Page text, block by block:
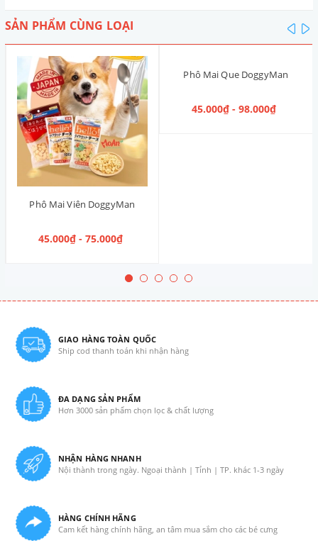
SẢN PHẨM CÙNG LOẠI
Phô Mai Viên DoggyMan
45.000₫ - 75.000₫
Phô Mai Que DoggyMan
45.000₫ - 98.000₫
GIAO HÀNG TOÀN QUỐC
Ship cod thanh toán khi nhận hàng
ĐA DẠNG SẢN PHẨM
Hơn 3000 sản phẩm chọn lọc & chất lượng
NHẬN HÀNG NHANH
Nội thành trong ngày. Ngoại thành | Tỉnh | TP. khác 1-3 ngày
HÀNG CHÍNH HÃNG
Cam kết hàng chính hãng, an tâm mua sắm cho các bé cưng